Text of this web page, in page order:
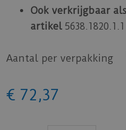
Ook verkrijgbaar
artikel 5638.1820.1.1
Aantal per verpakking
€ 72 ,37